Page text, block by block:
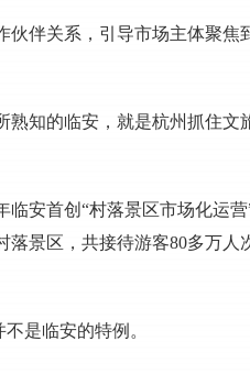
伴关系，引导市场主体聚焦
知的临安，就是杭州抓住文
安首创“村落景区市场化运
景区，共接待游客80多万人
是临安的特例。